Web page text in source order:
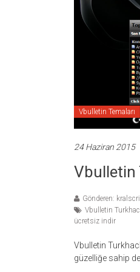
temaları,
theme
Vbulletin Temaları
24 Haziran 2015
Vbulletin
Gönderen:
Vbulletin
ücretsiz indir
Vbulletin
güzelliğe sahip